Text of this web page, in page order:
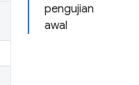
pengujian
awal